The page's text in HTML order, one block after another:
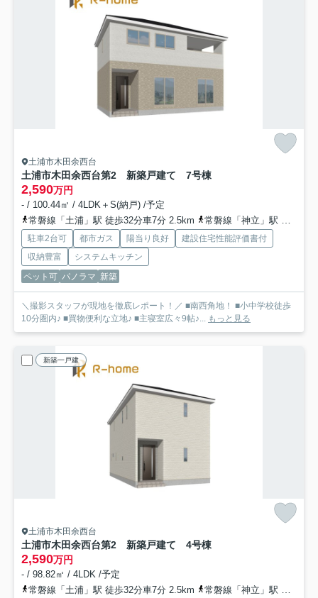
土浦市木田余西台
土浦市木田余西台第2 新築戸建て 7号棟
2,590万円
- / 100.44㎡ / 4LDK＋S(納戸) /予定
常磐線「土浦」駅 徒歩32分車7分 2.5km
常磐線「神立」駅 徒歩60分車12分 4.8km
駐車2台可 都市ガス 陽当り良好
建設住宅性能評価書付
収納豊富
システムキッチン
ペット可 パノラマ 新築
＼撮影スタッフが現地を徹底レポート！／ ■南西角地！ ■小中学校徒歩
10分圏内♪ ■買物便利な立地♪ ■主寝室広々9帖♪... もっと見る
新築一戸建
土浦市木田余西台
土浦市木田余西台第2 新築戸建て 4号棟
2,590万円
- / 98.82㎡ / 4LDK /予定
常磐線「土浦」駅 徒歩32分車7分 2.5km
常磐線「神立」駅 徒歩60分車12分 4.8km